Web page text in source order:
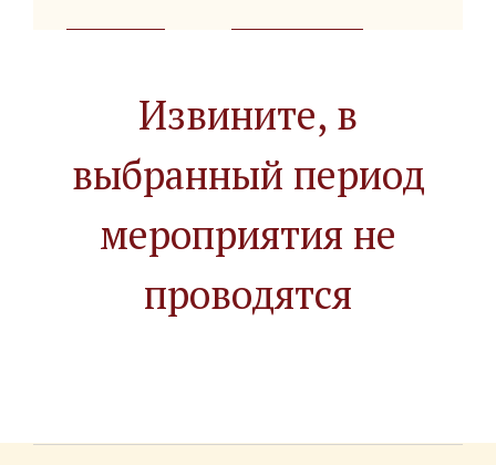
Извините, в
выбранный период
мероприятия не
проводятся